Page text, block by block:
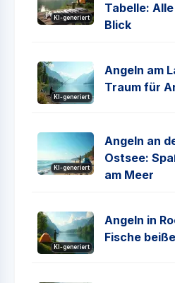
KI-generiert
Tabelle:
Blick
KI-generiert
Angeln am
Traum für
KI-generiert
Angeln an
Ostsee:
am Meer
KI-generiert
Angeln in
Fische